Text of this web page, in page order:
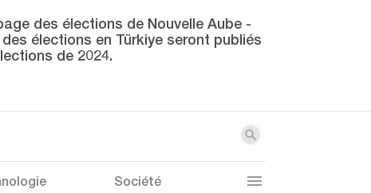
des élections de Nouvelle Aube -
élections en Türkiye seront publiés
de 2024.
Société